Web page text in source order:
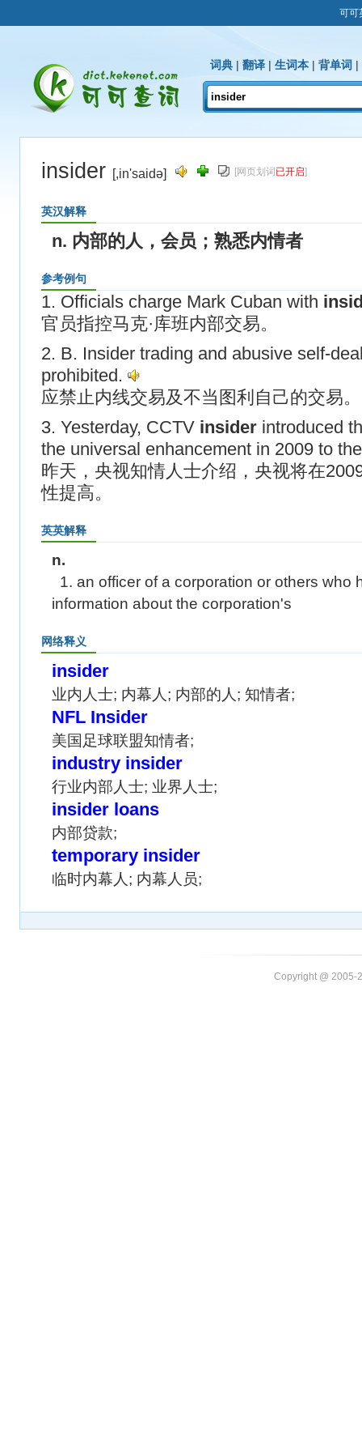
可可
词典 | 翻译 | 生词本 | 背单词 |
insider [,in'saidə] [网页划词 已开启]
英汉解释
n. 内部的人，会员；熟悉内情者
参考例句
1. Officials charge Mark Cuban with
官员指控马克·库班内部交易。
2. B. Insider trading and abusive self-
prohibited.
应禁止内线交易及不当图利自己的交易。
3. Yesterday, CCTV insider introduced
the universal enhancement in 2009 to
昨天，央视知情人士介绍，央视将在
性提高。
英英解释
n.
1. an officer of a corporation or others who
information about the corporation's
网络释义
insider
业内人士; 内幕人; 内部的人; 知情者;
NFL Insider
美国足球联盟知情者;
industry insider
行业内部人士; 业界人士;
insider loans
内部贷款;
temporary insider
临时内幕人; 内幕人员;
Copyright @